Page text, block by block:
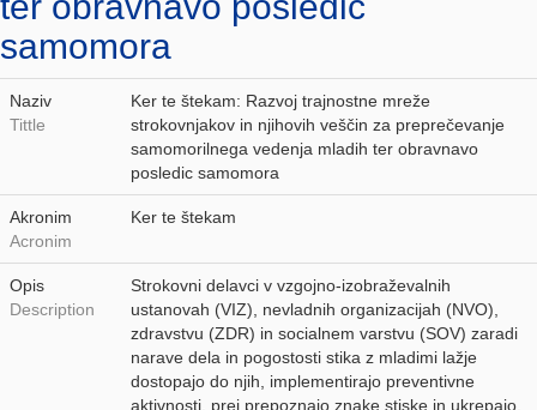
samomora
Naziv
Tittle
Ker te štekam: Razvoj trajnostne mreže
strokovnjakov in njihovih veščin za preprečevanje
samomorilnega vedenja mladih ter obravnavo
posledic samomora
Akronim
Acronim
Ker te štekam
Opis
Description
Strokovni delavci v vzgojno-izobraževalnih
ustanovah (VIZ), nevladnih organizacijah (NVO),
zdravstvu (ZDR) in socialnem varstvu (SOV) zaradi
narave dela in pogostosti stika z mladimi lažje
dostopajo do njih, implementirajo preventivne
aktivnosti, prej prepoznajo znake stiske in ukrepajo.